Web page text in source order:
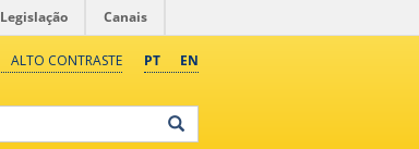
Legislação Canais
PT EN
ALTO CONTRASTE